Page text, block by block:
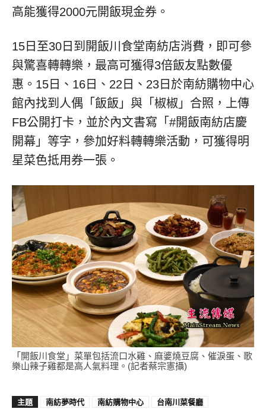
高能獲得2000元開飯現金券。
15日至30日到開飯川食堂南紡店消費，即可參
與驚喜轉轉樂，最高可獲得3倍飯友點數優
惠。15日、16日、22日、23日於南紡購物中心
館內找到人偶「飯飯」與「椒椒」合照，上傳
FB公開打卡，並於內文書寫「#開飯南紡店慶
開幕」等字，參加好料轉轉樂活動，可獲得明
星菜色抵用券一張。
「開飯川食堂」菜單包括流口水雞、麻婆燒豆腐、催淚蛋、歌
樂山辣子雞都是高人氣料理。(記者蔡宗憲攝)
主題 南紡夢時代 南紡購物中心
台南川菜餐廳